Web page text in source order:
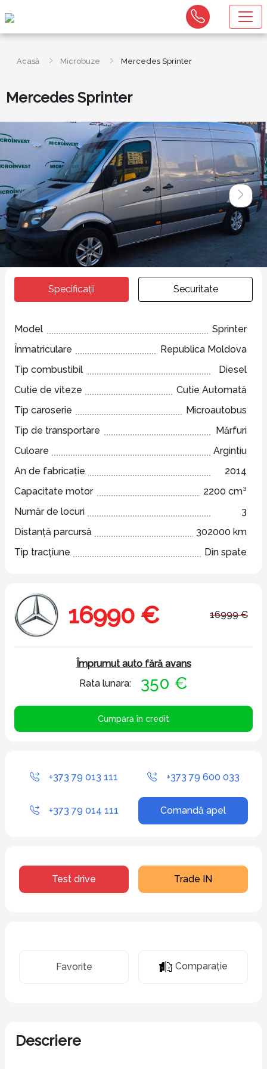
Acasă Microbuze Mercedes Sprinter
Mercedes Sprinter
Specificații Securitate
Model
Sprinter
Înmatriculare
Republica Moldova
Tip combustibil
Diesel
Cutie de viteze
Cutie Automată
Tip caroserie
Microautobus
Tip de transportare
Mărfuri
Culoare
Argintiu
An de fabricație
2014
Capacitate motor
2200 cm³
Număr de locuri
3
Distanță parcursă
302000 km
Tip tracțiune
Din spate
16990 € 16999 €
Împrumut auto fără avans
Rata lunara:
350 €
Cumpără în credit
+373 79 013 111 +373 79 600 033
+373 79 014 111 Comandă apel
Test drive Trade IN
Favorite Comparaţie
Descriere